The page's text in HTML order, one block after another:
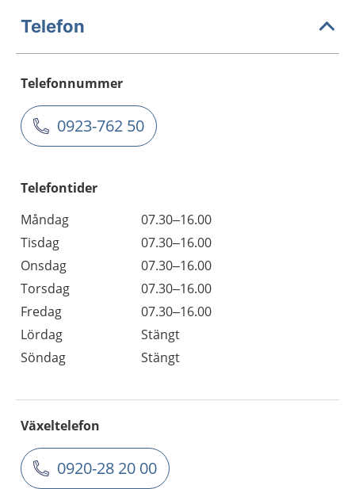
Telefon
Telefonnummer
0923-762 50
Telefontider
Måndag
07.30–16.00
Tisdag
07.30–16.00
Onsdag
07.30–16.00
Torsdag
07.30–16.00
Fredag
07.30–16.00
Lördag
Stängt
Söndag
Stängt
Växeltelefon
0920-28 20 00